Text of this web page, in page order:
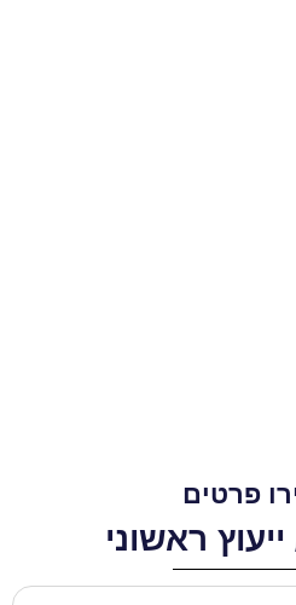
פרטים
ראשוני